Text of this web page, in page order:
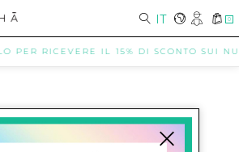
IT 0
PER RICEVERE IL 15% DI SCONTO SUI